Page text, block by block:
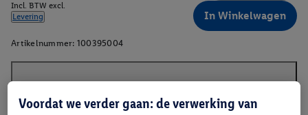
Incl. BTW excl.
Levering
In Winkelwagen
Artikelnummer: 100395004
Voordat we verder gaan: de verwerking van